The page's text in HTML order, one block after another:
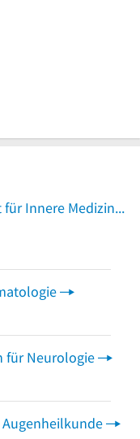
Dr. med. Christian Fehring Facharzt für Innere Medizin
für Neurologie
Augenheilkunde